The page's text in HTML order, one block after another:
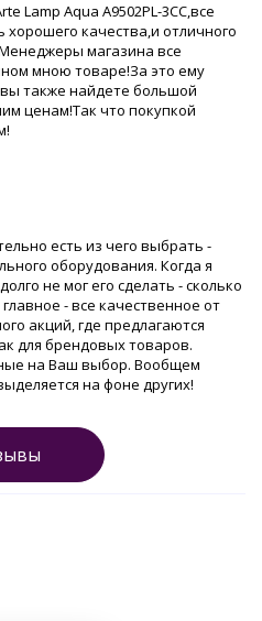
Lamp Aqua A9502PL-3CC,все
качества,и отличного
магазина все
мною товаре!За это ему
также найдете большой
ценам!Так что покупкой
есть из чего выбрать -
оборудования. Когда я
не мог его сделать - сколько
- все качественное от
акций, где предлагаются
для брендовых товаров.
на Ваш выбор. Вообщем
на фоне других!